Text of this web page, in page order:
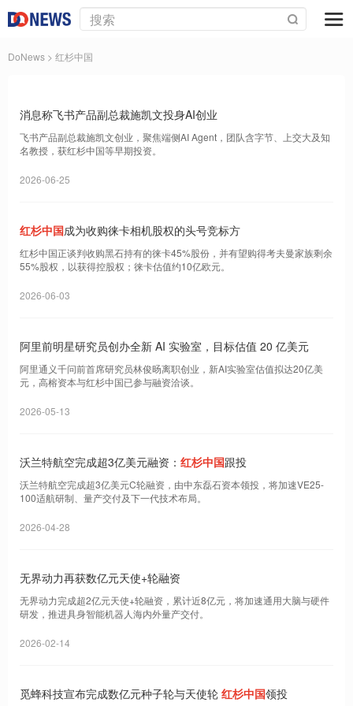
DoNews > 红杉中国
消息称飞书产品副总裁施凯文投身AI创业
飞书产品副总裁施凯文创业，聚焦端侧AI Agent，团队含字节、上交大及知
名教授，获红杉中国等早期投资。
2026-06-25
红杉中国成为收购徕卡相机股权的头号竞标方
红杉中国正谈判收购黑石持有的徕卡45%股份，并有望购得考夫曼家族剩余
55%股权，以获得控股权；徕卡估值约10亿欧元。
2026-06-03
阿里前明星研究员创办全新 AI 实验室，目标估值 20 亿美元
阿里通义千问前首席研究员林俊旸离职创业，新AI实验室估值拟达20亿美
元，高榕资本与红杉中国已参与融资洽谈。
2026-05-13
沃兰特航空完成超3亿美元融资： 红杉中国跟投
沃兰特航空完成超3亿美元C轮融资，由中东磊石资本领投，将加速VE25-
100适航研制、量产交付及下一代技术布局。
2026-04-28
无界动力再获数亿元天使+轮融资
无界动力完成超2亿元天使+轮融资，累计近8亿元，将加速通用大脑与硬件
研发，推进具身智能机器人海内外量产交付。
2026-02-14
觅蜂科技宣布完成数亿元种子轮与天使轮 红杉中国领投